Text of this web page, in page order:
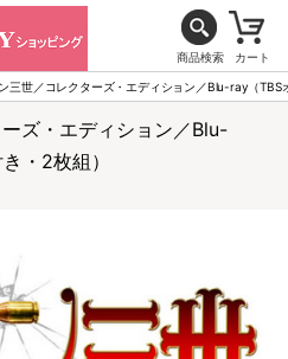
商品検索 カート
三世／コレクターズ・エディション／Blu-ray（TBS
ズ・エディション／Blu-
・2枚組）